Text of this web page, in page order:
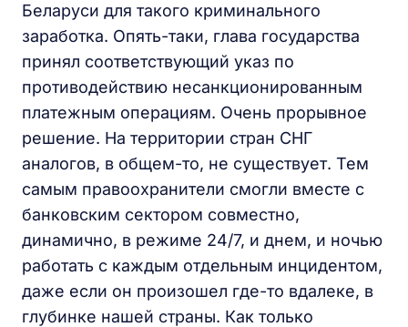
Беларуси для такого криминального
заработка. Опять-таки, глава государства
принял соответствующий указ по
противодействию несанкционированным
платежным операциям. Очень прорывное
решение. На территории стран СНГ
аналогов, в общем-то, не существует. Тем
самым правоохранители смогли вместе с
банковским сектором совместно,
динамично, в режиме 24/7, и днем, и ночью
работать с каждым отдельным инцидентом,
даже если он произошел где-то вдалеке, в
глубинке нашей страны. Как только